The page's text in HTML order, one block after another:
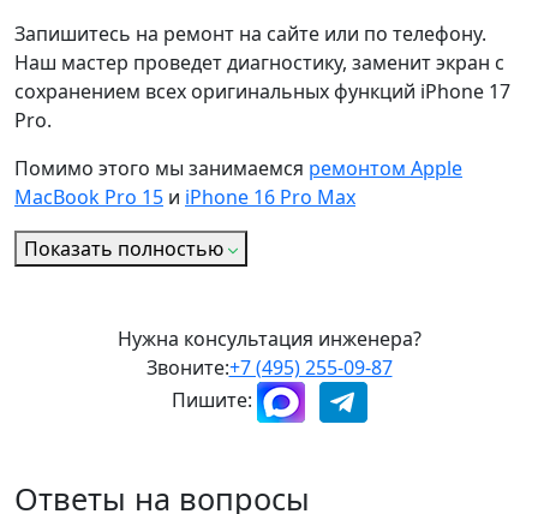
Запишитесь на ремонт на сайте или по телефону.
Наш мастер проведет диагностику, заменит экран с
сохранением всех оригинальных функций iPhone 17
Pro.
Помимо этого мы занимаемся ремонтом Apple
MacBook Pro 15 и iPhone 16 Pro Max
Показать полностью
Нужна консультация инженера?
Звоните:+7 (495) 255-09-87
Пишите:
Ответы на вопросы